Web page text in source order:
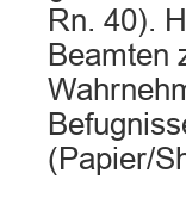
Rn. 40).
Beamten
(Papier/